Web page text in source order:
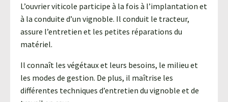
L’ouvrier viticole participe à la fois à l’implantation et
à la conduite d’un vignoble. Il conduit le tracteur,
assure l’entretien et les petites réparations du
matériel.
Il connaît les végétaux et leurs besoins, le milieu et
les modes de gestion. De plus, il maîtrise les
différentes techniques d’entretien du vignoble et de